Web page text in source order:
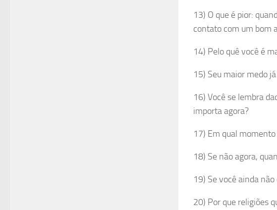
13) O que é pior:
contato com um bom
14) Pelo quê você é
15) Seu maior medo
16) Você se lembra
importa agora?
17) Em qual
18) Se não agora,
19) Se você ainda
20) Por que religiões